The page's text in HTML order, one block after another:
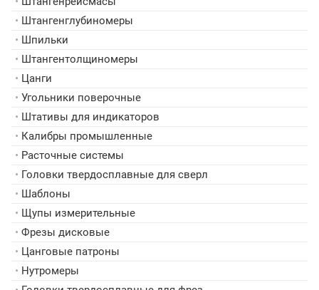
• Штангенглубиномеры
• Шпильки
• Штангентолщиномеры
• Цанги
• Угольники поверочные
• Штативы для индикаторов
• Калибры промышленные
• Расточные системы
• Головки твердосплавные для сверл
• Шаблоны
• Щупы измерительные
• Фрезы дисковые
• Цанговые патроны
• Нутромеры